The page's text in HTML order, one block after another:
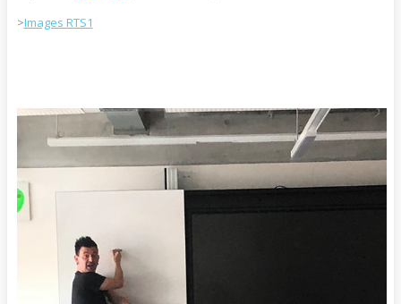
>Images RTS1